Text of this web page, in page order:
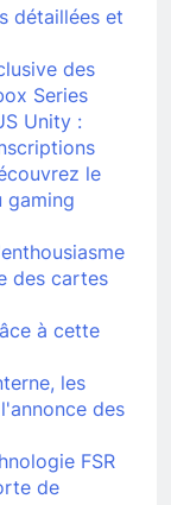
détaillées et
des
Series
Unity :
le
gaming
des cartes
à cette
les
des
FSR
de